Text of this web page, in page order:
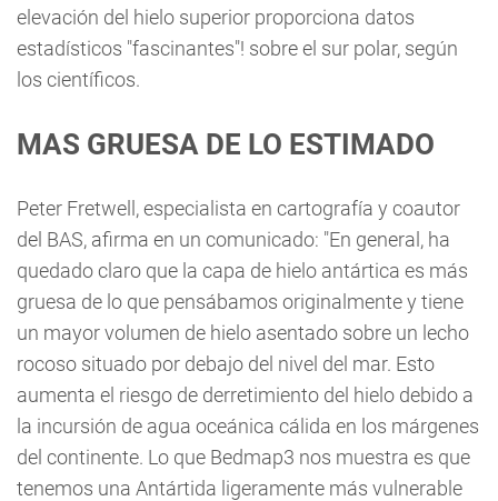
elevación del hielo superior proporciona datos
estadísticos "fascinantes"! sobre el sur polar, según
los científicos.
MAS GRUESA DE LO ESTIMADO
Peter Fretwell, especialista en cartografía y coautor
del BAS, afirma en un comunicado: "En general, ha
quedado claro que la capa de hielo antártica es más
gruesa de lo que pensábamos originalmente y tiene
un mayor volumen de hielo asentado sobre un lecho
rocoso situado por debajo del nivel del mar. Esto
aumenta el riesgo de derretimiento del hielo debido a
la incursión de agua oceánica cálida en los márgenes
del continente. Lo que Bedmap3 nos muestra es que
tenemos una Antártida ligeramente más vulnerable